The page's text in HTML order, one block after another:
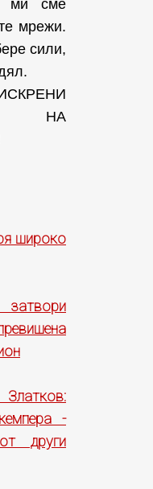
ми сме
мрежи.
сили,
НА
широко
-
други